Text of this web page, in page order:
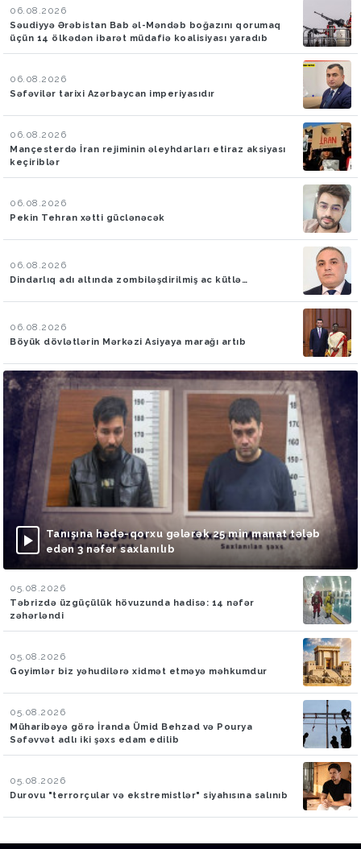
06.08.2026
Səudiyyə Ərəbistan Bab əl-Məndəb boğazını qorumaq
üçün 14 ölkədən ibarət müdafiə koalisiyası yaradıb
06.08.2026
Səfəvilər tarixi Azərbaycan imperiyasıdır
06.08.2026
Mançesterdə İran rejiminin əleyhdarları etiraz aksiyası
keçiriblər
06.08.2026
Pekin Tehran xətti güclənəcək
06.08.2026
Dindarlıq adı altında zombiləşdirilmiş ac kütlə…
06.08.2026
Böyük dövlətlərin Mərkəzi Asiyaya marağı artıb
Tanışına hədə-qorxu gələrək 25 min manat tələb
edən 3 nəfər saxlanılıb
05.08.2026
Təbrizdə üzgüçülük hövuzunda hadisə: 14 nəfər
zəhərləndi
05.08.2026
Goyimlər biz yəhudilərə xidmət etməyə məhkumdur
05.08.2026
Müharibəyə görə İranda Ümid Behzad və Pourya
Səfəvvət adlı iki şəxs edam edilib
05.08.2026
Durovu "terrorçular və ekstremistlər" siyahısına salınıb